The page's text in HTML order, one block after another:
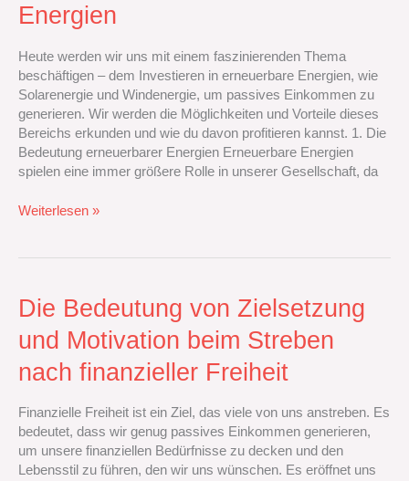
Energien
Heute werden wir uns mit einem faszinierenden Thema
beschäftigen – dem Investieren in erneuerbare Energien, wie
Solarenergie und Windenergie, um passives Einkommen zu
generieren. Wir werden die Möglichkeiten und Vorteile dieses
Bereichs erkunden und wie du davon profitieren kannst. 1. Die
Bedeutung erneuerbarer Energien Erneuerbare Energien
spielen eine immer größere Rolle in unserer Gesellschaft, da
Investieren
erneuerbare
Energien
Weiterlesen »
Die Bedeutung von Zielsetzung
und Motivation beim Streben
nach finanzieller Freiheit
Finanzielle Freiheit ist ein Ziel, das viele von uns anstreben. Es
bedeutet, dass wir genug passives Einkommen generieren,
um unsere finanziellen Bedürfnisse zu decken und den
Lebensstil zu führen, den wir uns wünschen. Es eröffnet uns
Die
Bedeutung
von
und
beim
Streben
nach
finanzieller